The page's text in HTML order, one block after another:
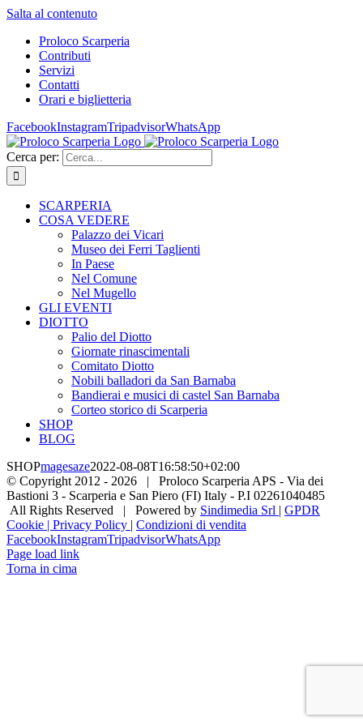
Salta al contenuto
Proloco Scarperia
Contributi
Servizi
Contatti
Orari e biglietteria
FacebookInstagramTripadvisorWhatsApp
Cerca per:
SCARPERIA
COSA VEDERE
Palazzo dei Vicari
Museo dei Ferri Taglienti
In Paese
Nel Comune
Nel Mugello
GLI EVENTI
DIOTTO
Palio del Diotto
Giornate rinascimentali
Comitato Diotto
Nobili balladori da San Barnaba
Bandierai e musici di castel San Barnaba
Corteo storico di Scarperia
SHOP
BLOG
SHOPmagesaze2022-08-08T16:58:50+02:00
© Copyright 2012 - 2026 | Proloco Scarperia APS - Via dei
Bastioni 3 - Scarperia e San Piero (FI) Italy - P.I 02261040485
All Rights Reserved | Powered by Sindimedia Srl | GPDR
Cookie | Privacy Policy | Condizioni di vendita
FacebookInstagramTripadvisorWhatsApp
Page load link
Torna in cima